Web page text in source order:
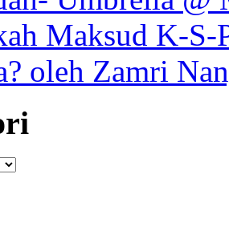
Maksud K-S-
oleh Zamri